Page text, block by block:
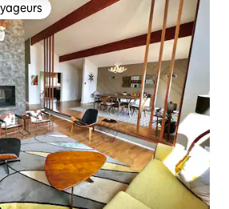
parmi les plus aimés